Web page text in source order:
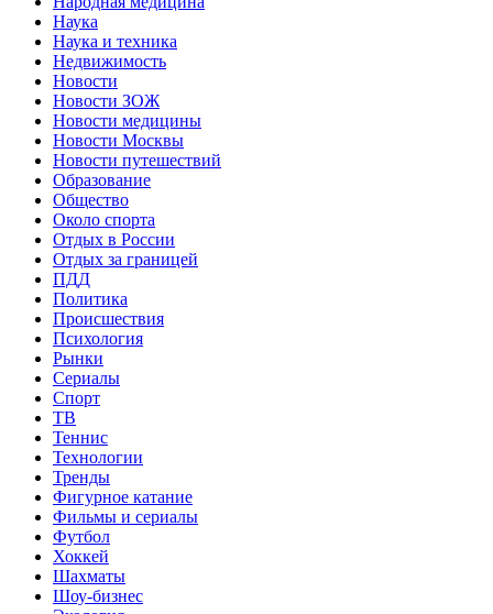
Наука
Наука и техника
Недвижимость
Новости
Новости ЗОЖ
Новости медицины
Новости Москвы
Новости путешествий
Образование
Общество
Около спорта
Отдых в России
Отдых за границей
ПДД
Политика
Происшествия
Психология
Рынки
Сериалы
Спорт
ТВ
Теннис
Технологии
Тренды
Фигурное катание
Фильмы и сериалы
Футбол
Хоккей
Шахматы
Шоу-бизнес